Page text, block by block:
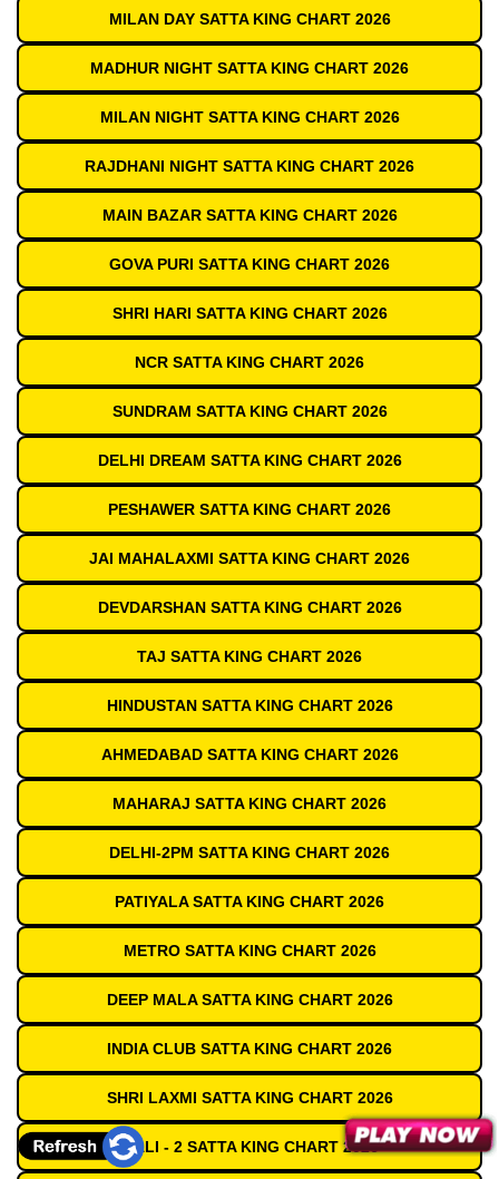
MILAN DAY SATTA KING CHART 2026
MADHUR NIGHT SATTA KING CHART 2026
MILAN NIGHT SATTA KING CHART 2026
RAJDHANI NIGHT SATTA KING CHART 2026
MAIN BAZAR SATTA KING CHART 2026
GOVA PURI SATTA KING CHART 2026
SHRI HARI SATTA KING CHART 2026
NCR SATTA KING CHART 2026
SUNDRAM SATTA KING CHART 2026
DELHI DREAM SATTA KING CHART 2026
PESHAWER SATTA KING CHART 2026
JAI MAHALAXMI SATTA KING CHART 2026
DEVDARSHAN SATTA KING CHART 2026
TAJ SATTA KING CHART 2026
HINDUSTAN SATTA KING CHART 2026
AHMEDABAD SATTA KING CHART 2026
MAHARAJ SATTA KING CHART 2026
DELHI-2PM SATTA KING CHART 2026
PATIYALA SATTA KING CHART 2026
METRO SATTA KING CHART 2026
DEEP MALA SATTA KING CHART 2026
INDIA CLUB SATTA KING CHART 2026
SHRI LAXMI SATTA KING CHART 2026
GALI - 2 SATTA KING CHART 2026